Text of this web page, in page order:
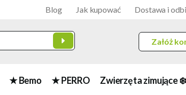
Blog Jak kupować Dostawa i
Załóż
★ Bemo ★ PERRO Zwierzęta zimujące ❄️